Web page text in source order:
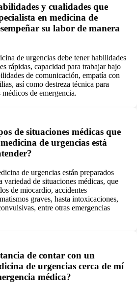
y cualidades que
en medicina de
su labor de manera
de urgencias debe tener habilidades
rápidas, capacidad para trabajar bajo
de comunicación, empatía con
así como destreza técnica para
de emergencia.
de situaciones médicas que
de urgencias está
de urgencias están preparados
variedad de situaciones médicas, que
de miocardio, accidentes
graves, hasta intoxicaciones,
entre otras emergencias
de contar con un
de urgencias cerca de mí
médica?